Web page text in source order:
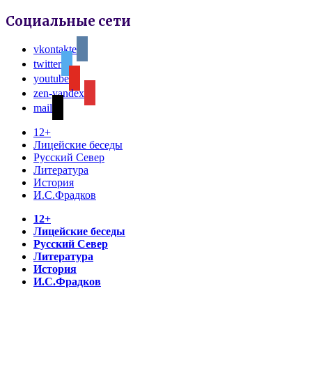
Социальные сети
vkontakte
twitter
youtube
zen-yandex
mail
12+
Лицейские беседы
Русский Север
Литература
История
И.С.Фрадков
12+
Лицейские беседы
Русский Север
Литература
История
И.С.Фрадков